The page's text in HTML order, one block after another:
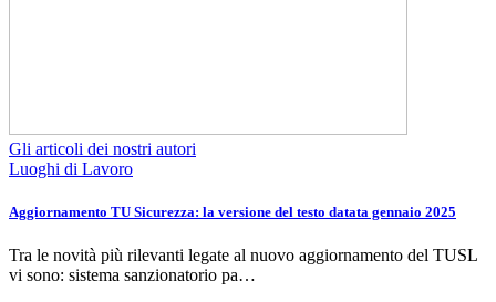
Gli articoli dei nostri autori
Luoghi di Lavoro
Aggiornamento TU Sicurezza: la versione del testo datata gennaio 2025
Tra le novità più rilevanti legate al nuovo aggiornamento del TUSL
vi sono: sistema sanzionatorio pa…